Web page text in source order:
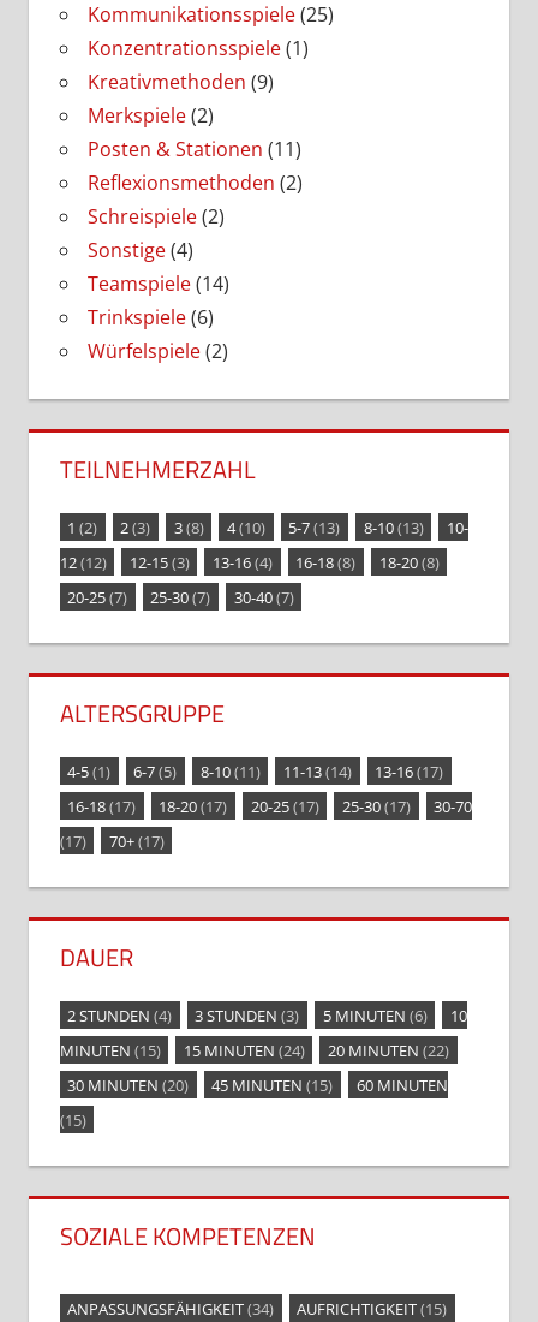
Kommunikationsspiele(25)
Konzentrationsspiele(1)
Kreativmethoden (9)
Merkspiele(2)
Posten & Stationen (11)
Reflexionsmethoden (2)
Schreispiele(2)
Sonstige(4)
Teamspiele(14)
Trinkspiele(6)
Würfelspiele(2)
TEILNEHMERZAHL
1 (2) 2(3) 3(8) 4(10) 5-7(13) 8-10(13)
10-
12(12) 12-15(3) 13-16(4) 16-18(8) 18-20(8)
20-25(7) 25-30(7) 30-40(7)
ALTERSGRUPPE
4-5(1) 6-7(5) 8-10(11) 11-13(14) 13-16(17)
16-18(17) 18-20(17) 20-25(17) 25-30(17)
30-70
(17)
70+(17)
DAUER
2 STUNDEN (4) 3 STUNDEN (3) 5 MINUTEN (6)
10
MINUTEN (15) 15 MINUTEN (24) 20 MINUTEN (22)
30 MINUTEN (20) 45 MINUTEN (15)
60 MINUTEN
(15)
SOZIALE KOMPETENZEN
ANPASSUNGSFÄHIGKEIT(34) AUFRICHTIGKEIT(15)